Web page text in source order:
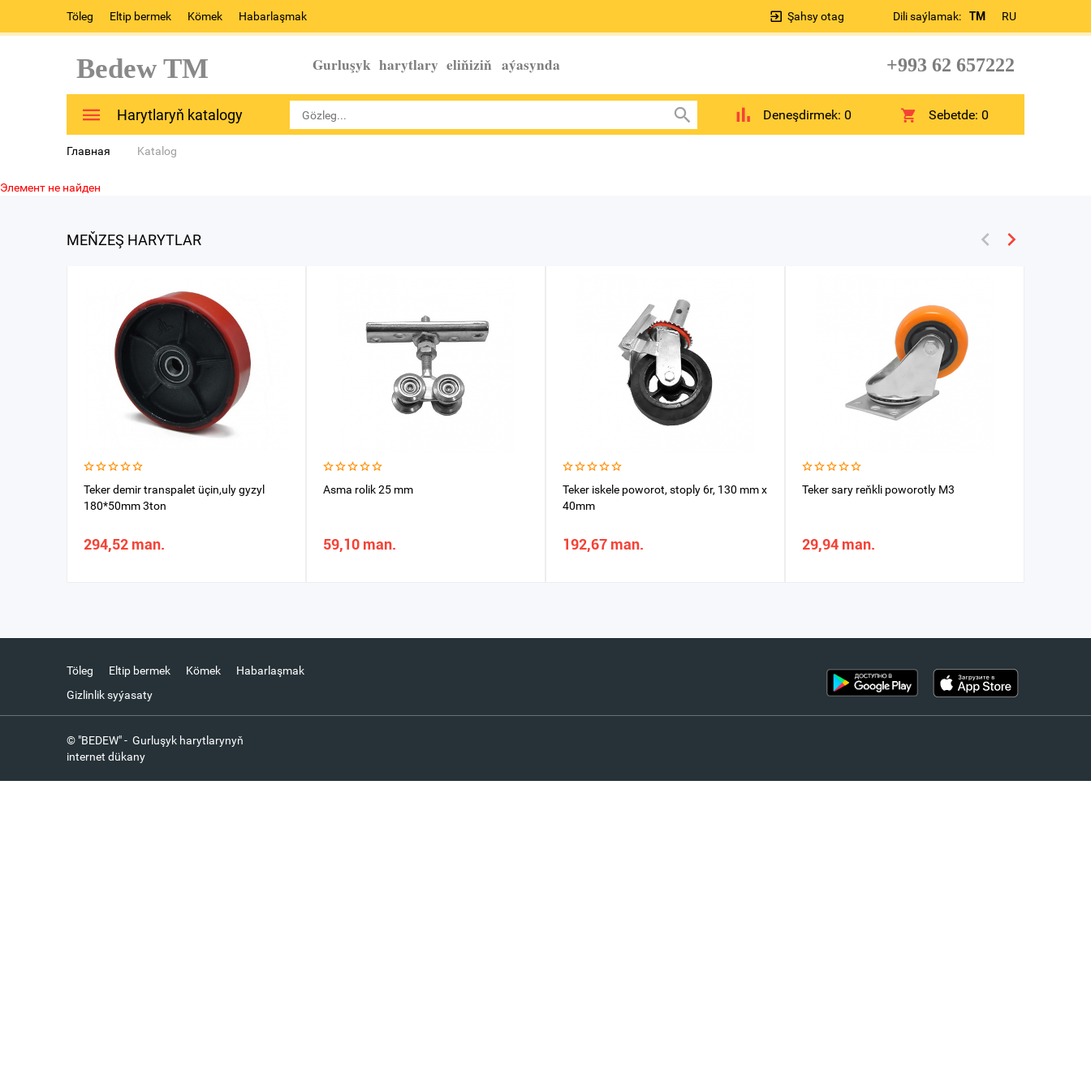
Töleg Eltip bermek Kömek Habarlaşmak Dili saýlamak: TM RU
Şahsy otag
Bedew TM Gurluşyk harytlary eliňiziň aýasynda +993 62 657222
Harytlaryň katalogy Deneşdirmek: 0 Sebetde:0
Главная Katalog
Элемент не найден
MEŇZEŞ HARYTLAR
Teker demir transpalet üçin,uly gyzyl
180*50mm 3ton
294,52 man.
Asma rolik 25 mm
59,10 man.
Teker iskele poworot, stoply 6r, 130 mm x
40mm
192,67 man.
Teker sary reňkli poworotly M3
29,94 man.
Töleg Eltip bermek Kömek
Habarlaşmak
Gizlinlik syýasaty
© "BEDEW" - Gurluşyk harytlarynyň
internet dükany